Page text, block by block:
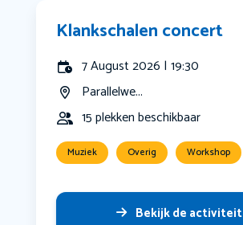
Klankschalen concert
7 August 2026 | 19:30
Parallelwe...
15 plekken beschikbaar
Muziek Overig Workshop
Bekijk de activiteit